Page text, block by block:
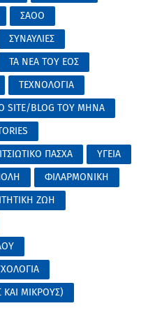
ΣΑΟΟ
ΣΥΝΑΥΛΙΕΣ
ΤΑ ΝΕΑ ΤΟΥ ΕΟΣ
ΤΕΧΝΟΛΟΓΙΑ
SITE/BLOG ΤΟΥ ΜΗΝΑ
ΠΑΣΧΑ
ΥΓΕΙΑ
ΦΙΛΑΡΜΟΝΙΚΗ
ΖΩΗ
ΚΑΙ ΜΙΚΡΟΥΣ)